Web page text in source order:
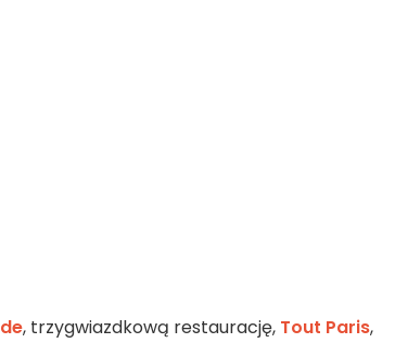
, trzygwiazdkową restaurację, Tout Paris,